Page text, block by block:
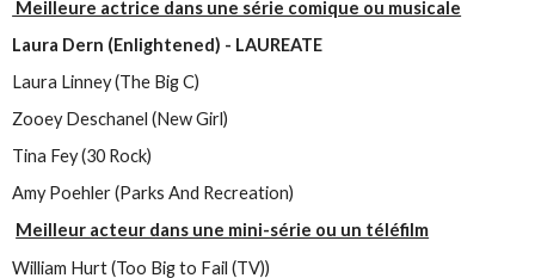
Meilleure actrice dans une série comique ou musicale
Laura Dern (Enlightened) - LAUREATE
Laura Linney (The Big C)
Zooey Deschanel (New Girl)
Tina Fey (30 Rock)
Amy Poehler (Parks And Recreation)
Meilleur acteur dans une mini-série ou un téléfilm
William Hurt (Too Big to Fail (TV))